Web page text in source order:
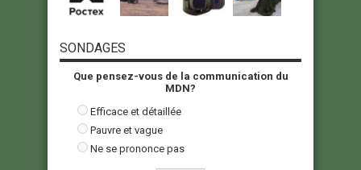
SONDAGES
Que pensez-vous de la communication du
MDN?
Efficace et détaillée
Pauvre et vague
Ne se prononce pas